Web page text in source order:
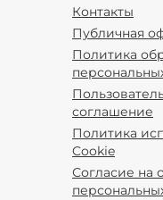
Контакты
Публичная
Политика
соглашение
Политика
Cookie
Согласие на